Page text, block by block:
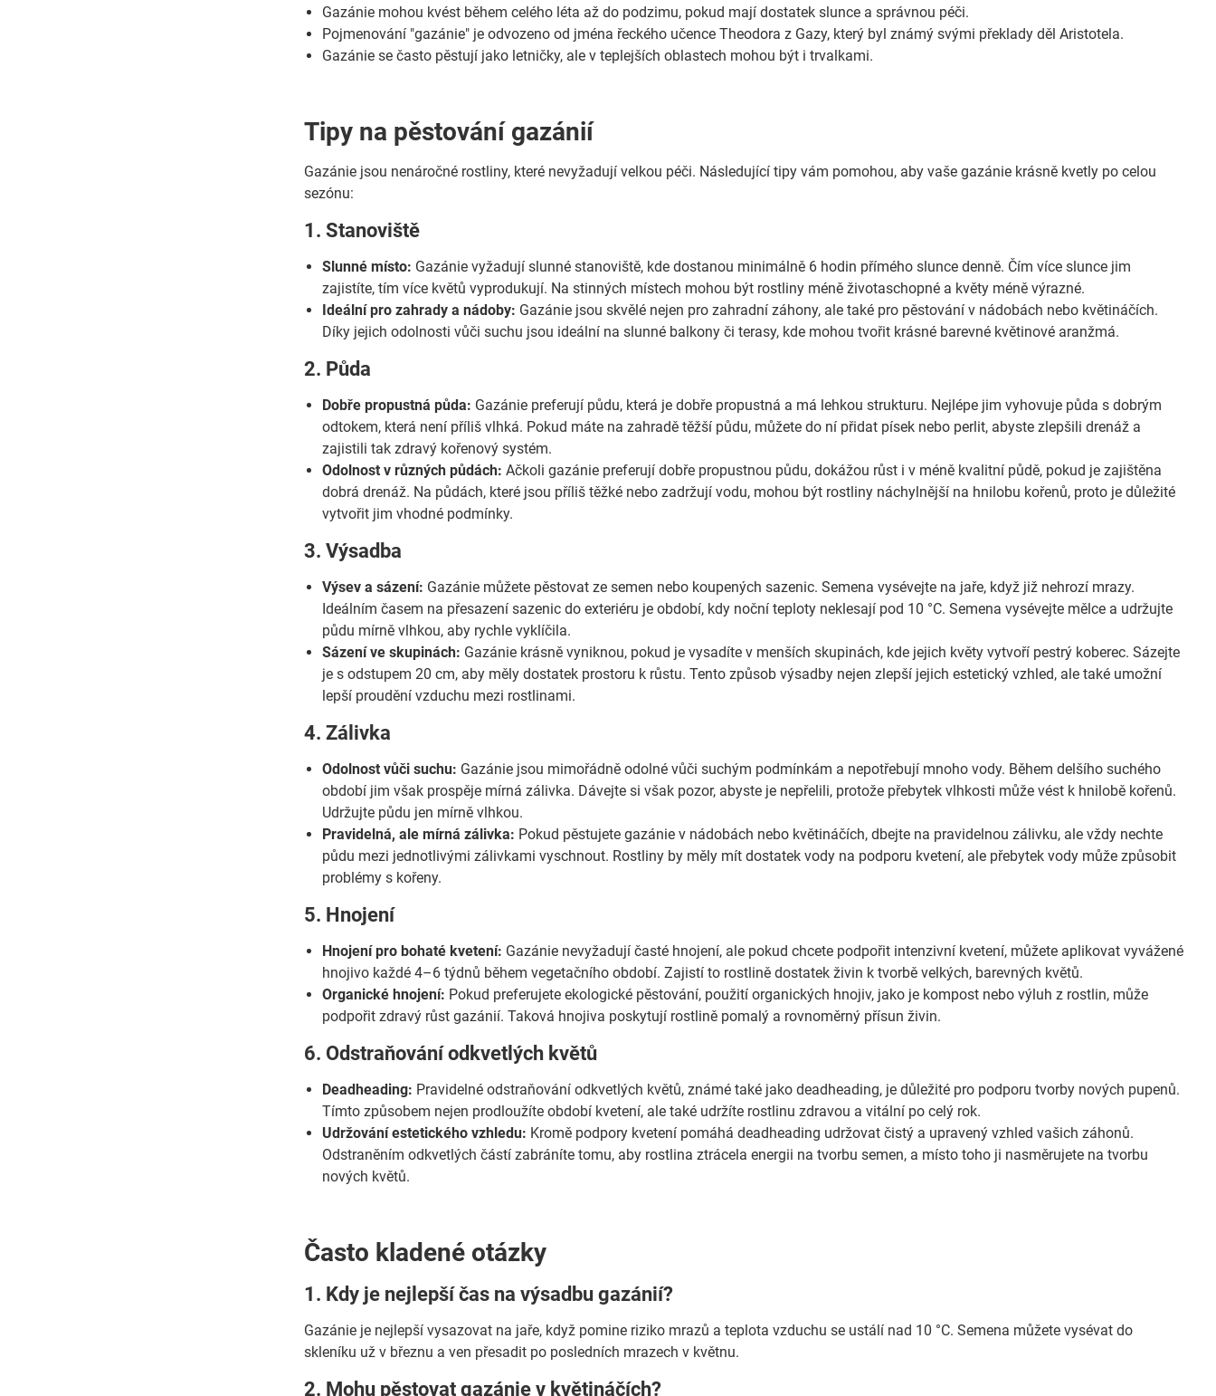
Gazánie mohou kvést během celého léta až do podzimu, pokud mají dostatek slunce a správnou péči.
Pojmenování "gazánie" je odvozeno od jména řeckého učence Theodora z Gazy, který byl známý svými překlady děl Aristotela.
Gazánie se často pěstují jako letničky, ale v teplejších oblastech mohou být i trvalkami.
Tipy na pěstování gazánií
Gazánie jsou nenáročné rostliny, které nevyžadují velkou péči. Následující tipy vám pomohou, aby vaše gazánie krásně kvetly po celou
sezónu:
1. Stanoviště
Slunné místo: Gazánie vyžadují slunné stanoviště, kde dostanou minimálně 6 hodin přímého slunce denně. Čím více slunce jim
zajistíte, tím více květů vyprodukují. Na stinných místech mohou být rostliny méně životaschopné a květy méně výrazné.
Ideální pro zahrady a nádoby: Gazánie jsou skvělé nejen pro zahradní záhony, ale také pro pěstování v nádobách nebo květináčích.
Díky jejich odolnosti vůči suchu jsou ideální na slunné balkony či terasy, kde mohou tvořit krásné barevné květinové aranžmá.
2. Půda
Dobře propustná půda: Gazánie preferují půdu, která je dobře propustná a má lehkou strukturu. Nejlépe jim vyhovuje půda s dobrým
odtokem, která není příliš vlhká. Pokud máte na zahradě těžší půdu, můžete do ní přidat písek nebo perlit, abyste zlepšili drenáž a
zajistili tak zdravý kořenový systém.
Odolnost v různých půdách: Ačkoli gazánie preferují dobře propustnou půdu, dokážou růst i v méně kvalitní půdě, pokud je zajištěna
dobrá drenáž. Na půdách, které jsou příliš těžké nebo zadržují vodu, mohou být rostliny náchylnější na hnilobu kořenů, proto je důležité
vytvořit jim vhodné podmínky.
3. Výsadba
Výsev a sázení: Gazánie můžete pěstovat ze semen nebo koupených sazenic. Semena vysévejte na jaře, když již nehrozí mrazy.
Ideálním časem na přesazení sazenic do exteriéru je období, kdy noční teploty neklesají pod 10 °C. Semena vysévejte mělce a udržujte
půdu mírně vlhkou, aby rychle vyklíčila.
Sázení ve skupinách: Gazánie krásně vyniknou, pokud je vysadíte v menších skupinách, kde jejich květy vytvoří pestrý koberec. Sázejte
je s odstupem 20 cm, aby měly dostatek prostoru k růstu. Tento způsob výsadby nejen zlepší jejich estetický vzhled, ale také umožní
lepší proudění vzduchu mezi rostlinami.
4. Zálivka
Odolnost vůči suchu: Gazánie jsou mimořádně odolné vůči suchým podmínkám a nepotřebují mnoho vody. Během delšího suchého
období jim však prospěje mírná zálivka. Dávejte si však pozor, abyste je nepřelili, protože přebytek vlhkosti může vést k hnilobě kořenů.
Udržujte půdu jen mírně vlhkou.
Pravidelná, ale mírná zálivka: Pokud pěstujete gazánie v nádobách nebo květináčích, dbejte na pravidelnou zálivku, ale vždy nechte
půdu mezi jednotlivými zálivkami vyschnout. Rostliny by měly mít dostatek vody na podporu kvetení, ale přebytek vody může způsobit
problémy s kořeny.
5. Hnojení
Hnojení pro bohaté kvetení: Gazánie nevyžadují časté hnojení, ale pokud chcete podpořit intenzivní kvetení, můžete aplikovat vyvážené
hnojivo každé 4–6 týdnů během vegetačního období. Zajistí to rostlině dostatek živin k tvorbě velkých, barevných květů.
Organické hnojení: Pokud preferujete ekologické pěstování, použití organických hnojiv, jako je kompost nebo výluh z rostlin, může
podpořit zdravý růst gazánií. Taková hnojiva poskytují rostlině pomalý a rovnoměrný přísun živin.
6. Odstraňování odkvetlých květů
Deadheading: Pravidelné odstraňování odkvetlých květů, známé také jako deadheading, je důležité pro podporu tvorby nových pupenů.
Tímto způsobem nejen prodloužíte období kvetení, ale také udržíte rostlinu zdravou a vitální po celý rok.
Udržování estetického vzhledu: Kromě podpory kvetení pomáhá deadheading udržovat čistý a upravený vzhled vašich záhonů.
Odstraněním odkvetlých částí zabráníte tomu, aby rostlina ztrácela energii na tvorbu semen, a místo toho ji nasměrujete na tvorbu
nových květů.
Často kladené otázky
1. Kdy je nejlepší čas na výsadbu gazánií?
Gazánie je nejlepší vysazovat na jaře, když pomine riziko mrazů a teplota vzduchu se ustálí nad 10 °C. Semena můžete vysévat do
skleníku už v březnu a ven přesadit po posledních mrazech v květnu.
2. Mohu pěstovat gazánie v květináčích?